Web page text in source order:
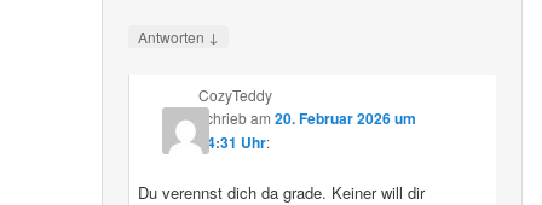
Antworten ↓
CozyTeddy
schriebam 20. Februar 2026 um
14:31 Uhr:
Du verennst dich da grade. Keiner will dir